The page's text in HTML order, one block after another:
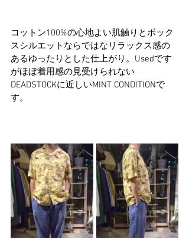
コットン100%の心地よい肌触りとボック
スシルエットならではなリラックス感の
あるゆったりとした仕上がり。Usedです
がほぼ着用感の見受けられない
DEADSTOCKに近しいMINT CONDITIONで
す。